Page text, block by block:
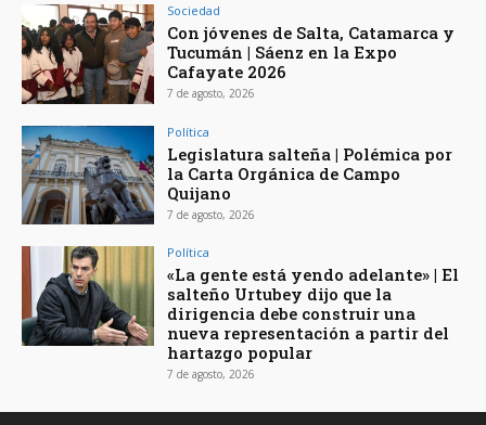
Sociedad
Con jóvenes de Salta, Catamarca y
Tucumán | Sáenz en la Expo
Cafayate 2026
7 de agosto, 2026
Política
Legislatura salteña | Polémica por
la Carta Orgánica de Campo
Quijano
7 de agosto, 2026
Política
«La gente está yendo adelante» | El
salteño Urtubey dijo que la
dirigencia debe construir una
nueva representación a partir del
hartazgo popular
7 de agosto, 2026